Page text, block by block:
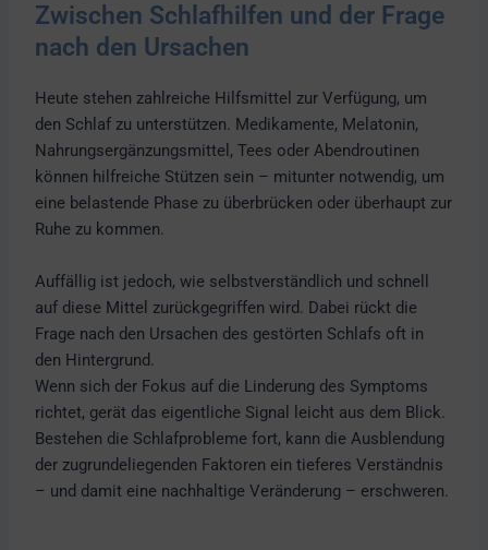
Zwischen Schlafhilfen und der Frage
nach den Ursachen
Heute stehen zahlreiche Hilfsmittel zur Verfügung, um
den Schlaf zu unterstützen. Medikamente, Melatonin,
Nahrungsergänzungsmittel, Tees oder Abendroutinen
können hilfreiche Stützen sein – mitunter notwendig, um
eine belastende Phase zu überbrücken oder überhaupt zur
Ruhe zu kommen.
Auffällig ist jedoch, wie selbstverständlich und schnell
auf diese Mittel zurückgegriffen wird. Dabei rückt die
Frage nach den Ursachen des gestörten Schlafs oft in
den Hintergrund.
Wenn sich der Fokus auf die Linderung des Symptoms
richtet, gerät das eigentliche Signal leicht aus dem Blick.
Bestehen die Schlafprobleme fort, kann die Ausblendung
der zugrundeliegenden Faktoren ein tieferes Verständnis
– und damit eine nachhaltige Veränderung – erschweren.